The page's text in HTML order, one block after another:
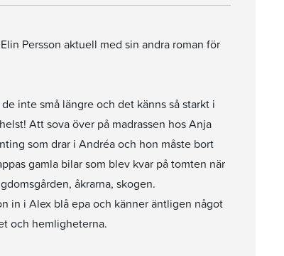
Persson aktuell med sin andra roman för
inte små längre och det känns så starkt i
Att sova över på madrassen hos Anja
som drar i Andréa och hon måste bort
gamla bilar som blev kvar på tomten när
åkrarna, skogen.
in i Alex blå epa och känner äntligen något
och hemligheterna.